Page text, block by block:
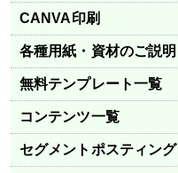
CANVA印刷
各種用紙・資材のご説明
無料テンプレート一覧
コンテンツ一覧
セグメントポスティング